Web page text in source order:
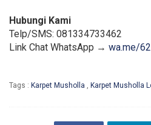
Hubungi Kami
Telp/SMS: 081334733462
Link Chat WhatsApp → wa.me/
Tags : Karpet Musholla Karpet Musholla